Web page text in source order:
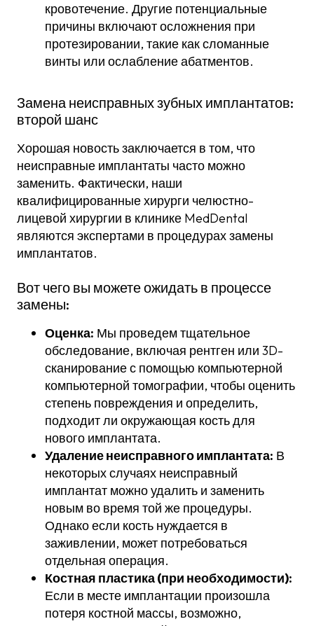
кровотечение. Другие потенциальные
причины включают осложнения при
протезировании, такие как сломанные
винты или ослабление абатментов.
Замена неисправных зубных имплантатов:
второй шанс
Хорошая новость заключается в том, что
неисправные имплантаты часто можно
заменить. Фактически, наши
квалифицированные хирурги челюстно-
лицевой хирургии в клинике MedDental
являются экспертами в процедурах замены
имплантатов.
Вот чего вы можете ожидать в процессе
замены:
Оценка: Мы проведем тщательное
обследование, включая рентген или 3D-
сканирование с помощью компьютерной
компьютерной томографии, чтобы оценить
степень повреждения и определить,
подходит ли окружающая кость для
нового имплантата.
Удаление неисправного имплантата: В
некоторых случаях неисправный
имплантат можно удалить и заменить
новым во время той же процедуры.
Однако если кость нуждается в
заживлении, может потребоваться
отдельная операция.
Костная пластика (при необходимости):
Если в месте имплантации произошла
потеря костной массы, возможно,